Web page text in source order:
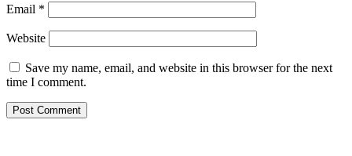
Email *
Website
Save my name, email, and website in this browser for the next
time I comment.